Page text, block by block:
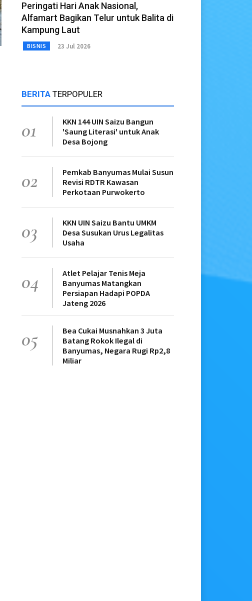
Peringati Hari Anak Nasional,
Alfamart Bagikan Telur untuk Balita di
Kampung Laut
BISNIS 23 Jul 2026
BERITA TERPOPULER
01
KKN 144 UIN Saizu Bangun
'Saung Literasi' untuk Anak
Desa Bojong
02
Pemkab Banyumas Mulai Susun
Revisi RDTR Kawasan
Perkotaan Purwokerto
03
KKN UIN Saizu Bantu UMKM
Desa Susukan Urus Legalitas
Usaha
04
Atlet Pelajar Tenis Meja
Banyumas Matangkan
Persiapan Hadapi POPDA
Jateng 2026
05
Bea Cukai Musnahkan 3 Juta
Batang Rokok Ilegal di
Banyumas, Negara Rugi Rp2,8
Miliar